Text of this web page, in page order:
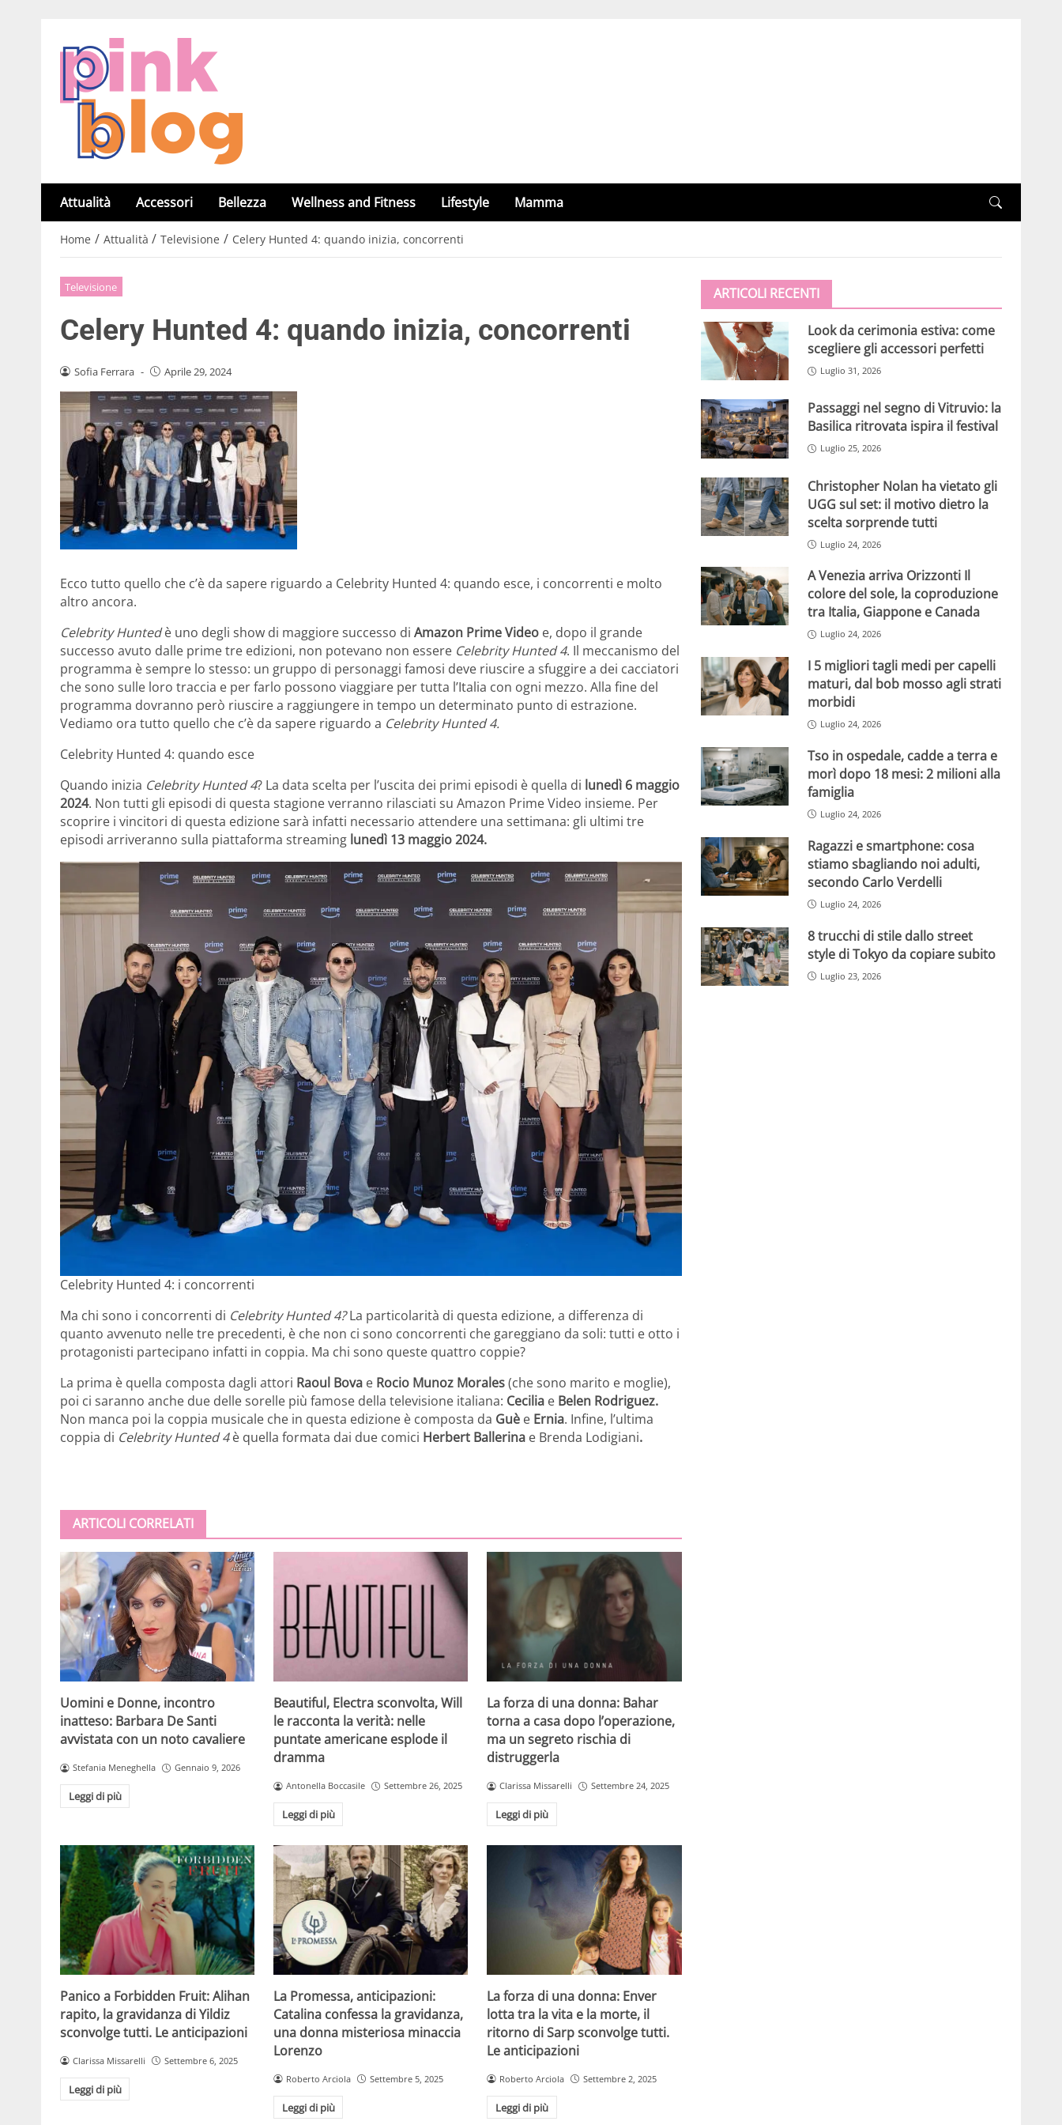
Attualità Accessori Bellezza Wellness and Fitness Lifestyle Mamma
Home / Attualità / Televisione / Celery Hunted 4: quando inizia, concorrenti
Televisione
Celery Hunted 4: quando inizia, concorrenti
Sofia Ferrara - Aprile 29, 2024
Ecco tutto quello che c’è da sapere riguardo a Celebrity Hunted 4: quando esce, i concorrenti e molto
altro ancora.
Celebrity Huntedè uno degli show di maggiore successo di Amazon Prime Video e, dopo il grande
successo avuto dalle prime tre edizioni, non potevano non essere Celebrity Hunted 4. Il meccanismo del
programma è sempre lo stesso: un gruppo di personaggi famosi deve riuscire a sfuggire a dei cacciatori
che sono sulle loro traccia e per farlo possono viaggiare per tutta l’Italia con ogni mezzo. Alla fine del
programma dovranno però riuscire a raggiungere in tempo un determinato punto di estrazione.
Vediamo ora tutto quello che c’è da sapere riguardo a Celebrity Hunted 4.
Celebrity Hunted 4: quando esce
Quando inizia Celebrity Hunted 4? La data scelta per l’uscita dei primi episodi è quella di lunedì 6 maggio
2024. Non tutti gli episodi di questa stagione verranno rilasciati su Amazon Prime Video insieme. Per
scoprire i vincitori di questa edizione sarà infatti necessario attendere una settimana: gli ultimi tre
episodi arriveranno sulla piattaforma streaming lunedì 13 maggio 2024.
Celebrity Hunted 4: i concorrenti
Ma chi sono i concorrenti di Celebrity Hunted 4?La particolarità di questa edizione, a differenza di
quanto avvenuto nelle tre precedenti, è che non ci sono concorrenti che gareggiano da soli: tutti e otto i
protagonisti partecipano infatti in coppia. Ma chi sono queste quattro coppie?
La prima è quella composta dagli attori Raoul Bova e Rocio Munoz Morales(che sono marito e moglie),
poi ci saranno anche due delle sorelle più famose della televisione italiana: Cecilia e Belen Rodriguez.
Non manca poi la coppia musicale che in questa edizione è composta da Guè e Ernia. Infine, l’ultima
coppia di Celebrity Hunted 4è quella formata dai due comici Herbert Ballerina e Brenda Lodigiani.
ARTICOLI CORRELATI
Uomini e Donne, incontro
inatteso: Barbara De Santi
avvistata con un noto cavaliere
Stefania Meneghella Gennaio 9, 2026
Leggi di più
Beautiful, Electra sconvolta, Will
le racconta la verità: nelle
puntate americane esplode il
dramma
Antonella Boccasile Settembre 26, 2025
Leggi di più
La forza di una donna: Bahar
torna a casa dopo l’operazione,
ma un segreto rischia di
distruggerla
Clarissa Missarelli Settembre 24, 2025
Leggi di più
Panico a Forbidden Fruit: Alihan
rapito, la gravidanza di Yildiz
sconvolge tutti. Le anticipazioni
Clarissa Missarelli Settembre 6, 2025
Leggi di più
La Promessa, anticipazioni:
Catalina confessa la gravidanza,
una donna misteriosa minaccia
Lorenzo
Roberto Arciola Settembre 5, 2025
Leggi di più
La forza di una donna: Enver
lotta tra la vita e la morte, il
ritorno di Sarp sconvolge tutti.
Le anticipazioni
Roberto Arciola Settembre 2, 2025
Leggi di più
ARTICOLI RECENTI
Look da cerimonia estiva: come
scegliere gli accessori perfetti
Luglio 31, 2026
Passaggi nel segno di Vitruvio: la
Basilica ritrovata ispira il festival
Luglio 25, 2026
Christopher Nolan ha vietato gli
UGG sul set: il motivo dietro la
scelta sorprende tutti
Luglio 24, 2026
A Venezia arriva Orizzonti Il
colore del sole, la coproduzione
tra Italia, Giappone e Canada
Luglio 24, 2026
I 5 migliori tagli medi per capelli
maturi, dal bob mosso agli strati
morbidi
Luglio 24, 2026
Tso in ospedale, cadde a terra e
morì dopo 18 mesi: 2 milioni alla
famiglia
Luglio 24, 2026
Ragazzi e smartphone: cosa
stiamo sbagliando noi adulti,
secondo Carlo Verdelli
Luglio 24, 2026
8 trucchi di stile dallo street
style di Tokyo da copiare subito
Luglio 23, 2026